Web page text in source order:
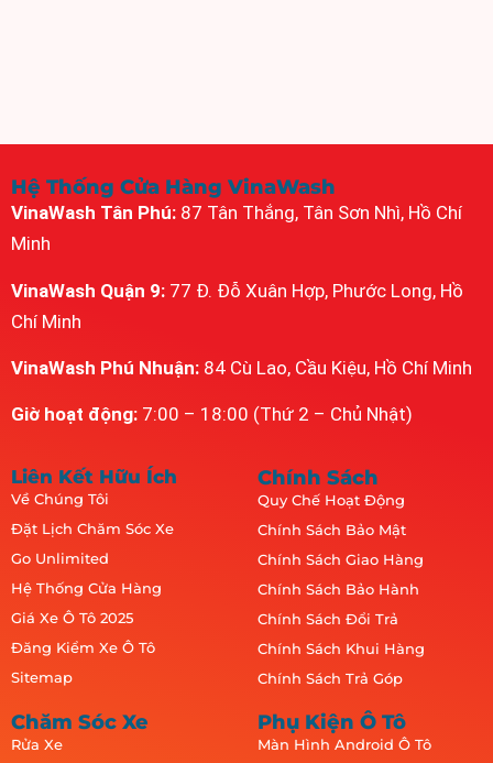
Hệ Thống Cửa Hàng VinaWash
VinaWash Tân Phú: 87 Tân Thắng, Tân Sơn Nhì, Hồ Chí
Minh
VinaWash Quận 9: 77 Đ. Đỗ Xuân Hợp, Phước Long, Hồ
Chí Minh
VinaWash Phú Nhuận: 84 Cù Lao, Cầu Kiệu, Hồ Chí Minh
Giờ hoạt động: 7:00 – 18:00 (Thứ 2 – Chủ Nhật)
Liên Kết Hữu Ích
Về Chúng Tôi
Đặt Lịch Chăm Sóc Xe
Go Unlimited
Hệ Thống Cửa Hàng
Giá Xe Ô Tô 2025
Đăng Kiểm Xe Ô Tô
Sitemap
Chính Sách
Quy Chế Hoạt Động
Chính Sách Bảo Mật
Chính Sách Giao Hàng
Chính Sách Bảo Hành
Chính Sách Đổi Trả
Chính Sách Khui Hàng
Chính Sách Trả Góp
Chăm Sóc Xe
Rửa Xe
Phụ Kiện Ô Tô
Màn Hình Android Ô Tô